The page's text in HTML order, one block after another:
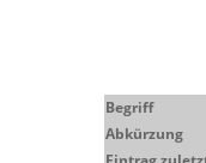
Begriff
Abkürzung